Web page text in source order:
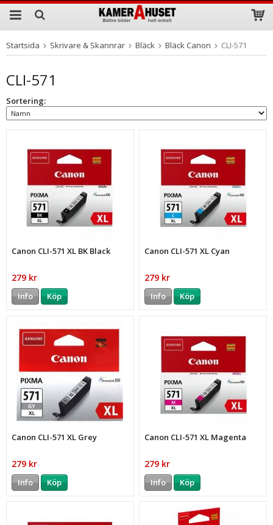
Produkten har blivit tillagd i varukorgen
Startsida Skrivare & Skannrar Bläck Bläck Canon CLI-571
CLI-571
Sortering:
Canon CLI-571 XL BK Black
279 kr
Info Köp
Canon CLI-571 XL Cyan
279 kr
Info Köp
Canon CLI-571 XL Grey
279 kr
Info Köp
Canon CLI-571 XL Magenta
279 kr
Info Köp